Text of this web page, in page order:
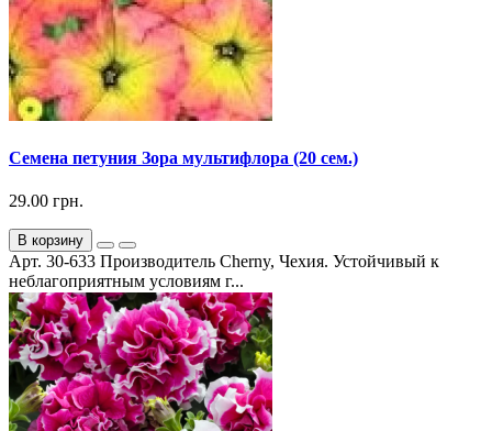
Семена петуния Зора мультифлора (20 сем.)
29.00 грн.
В корзину
Арт. 30-633 Производитель Cherny, Чехия. Устойчивый к
неблагоприятным условиям г...